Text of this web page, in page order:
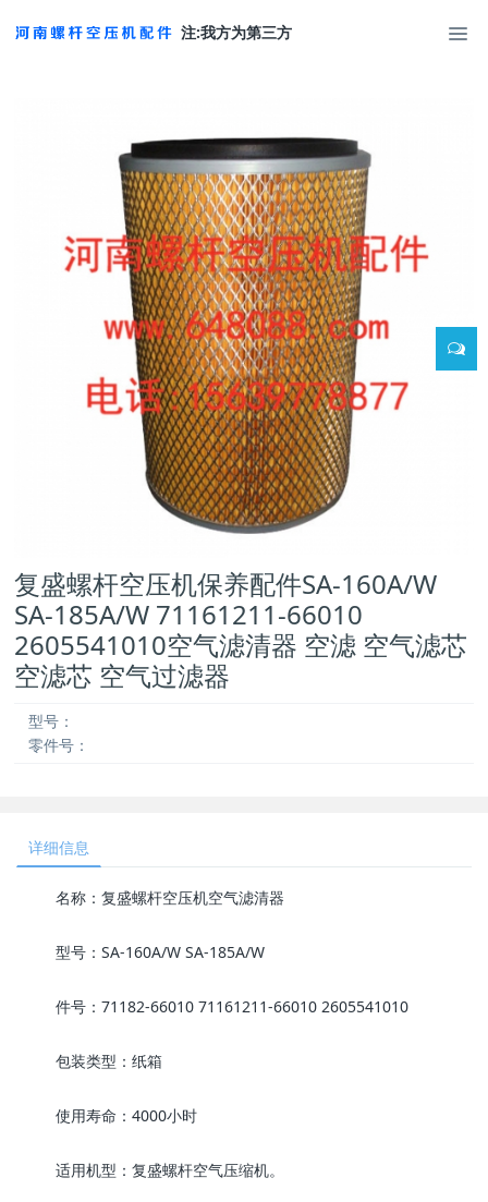
注:我方为第三方
复盛螺杆空压机保养配件SA-160A/W
SA-185A/W 71161211-66010
2605541010空气滤清器 空滤 空气滤芯
空滤芯 空气过滤器
型号：
零件号：
详细信息
名称：复盛螺杆空压机空气滤清器
型号：SA-160A/W SA-185A/W
件号：71182-66010 71161211-66010 2605541010
包装类型：纸箱
使用寿命：4000小时
适用机型：复盛螺杆空气压缩机。